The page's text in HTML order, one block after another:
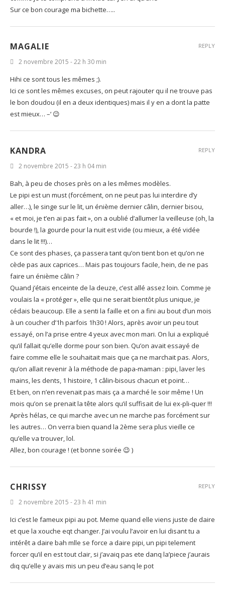
Sur ce bon courage ma bichette…..
MAGALIE
2 novembre 2015 - 22 h 30 min
Hihi ce sont tous les mêmes ;).
Ici ce sont les mêmes excuses, on peut rajouter qu il ne trouve pas
le bon doudou (il en a deux identiques) mais il y en a dont la patte
est mieux… –‘ 😉
REPLY
KANDRA
2 novembre 2015 - 23 h 04 min
Bah, à peu de choses près on a les mêmes modèles.
Le pipi est un must (forcément, on ne peut pas lui interdire d’y
aller…), le singe sur le lit, un énième dernier câlin, dernier bisou,
« et moi, je t’en ai pas fait », on a oublié d’allumer la veilleuse (oh, la
bourde !), la gourde pour la nuit est vide (ou mieux, a été vidée
dans le lit !!!)…
Ce sont des phases, ça passera tant qu’on tient bon et qu’on ne
cède pas aux caprices… Mais pas toujours facile, hein, de ne pas
faire un énième câlin ?
Quand j’étais enceinte de la deuze, c’est allé assez loin. Comme je
voulais la « protéger », elle qui ne serait bientôt plus unique, je
cédais beaucoup. Elle a senti la faille et on a fini au bout d’un mois
à un coucher d’1h parfois 1h30 ! Alors, après avoir un peu tout
essayé, on l’a prise entre 4 yeux avec mon mari. On lui a expliqué
qu’il fallait qu’elle dorme pour son bien. Qu’on avait essayé de
faire comme elle le souhaitait mais que ça ne marchait pas. Alors,
qu’on allait revenir à la méthode de papa-maman : pipi, laver les
mains, les dents, 1 histoire, 1 câlin-bisous chacun et point…
Et ben, on n’en revenait pas mais ça a marché le soir même ! Un
mois qu’on se prenait la tête alors qu’il suffisait de lui ex-pli-quer !!!
Après hélas, ce qui marche avec un ne marche pas forcément sur
les autres… On verra bien quand la 2ème sera plus vieille ce
qu’elle va trouver, lol.
Allez, bon courage ! (et bonne soirée 😉 )
REPLY
CHRISSY
2 novembre 2015 - 23 h 41 min
Ici c’est le fameux pipi au pot. Meme quand elle viens juste de daire
et que la xouche eqt changer. J’ai voulu l’avoir en lui disant tu a
intérêt a daire bah mlle se force a daire pipi, un pipi telement
forcer qu’il en est tout clair, si j’avaiq pas ete danq la’piece j’aurais
diq qu’elle y avais mis un peu d’eau sanq le pot
REPLY